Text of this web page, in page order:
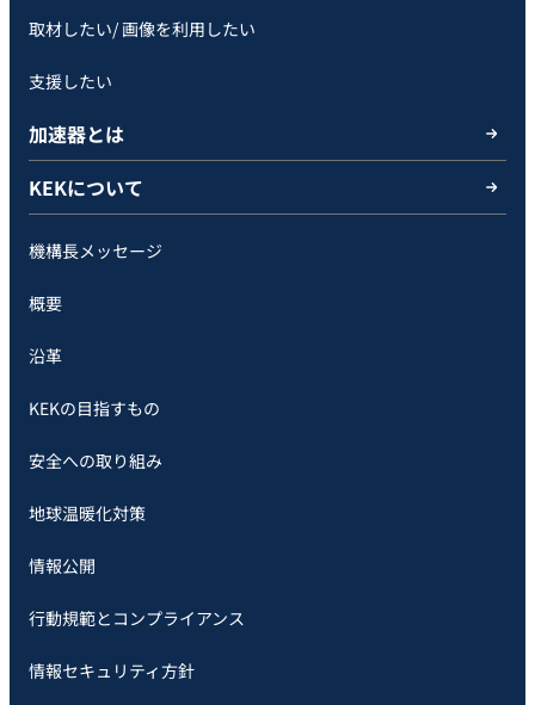
取材したい/ 画像を利用したい
支援したい
加速器とは
KEKについて
機構長メッセージ
概要
沿革
KEKの目指すもの
安全への取り組み
地球温暖化対策
情報公開
行動規範とコンプライアンス
情報セキュリティ方針